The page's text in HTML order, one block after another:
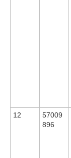
12
57009
896